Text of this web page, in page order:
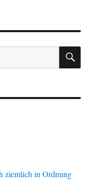
ziemlich in Ordnung